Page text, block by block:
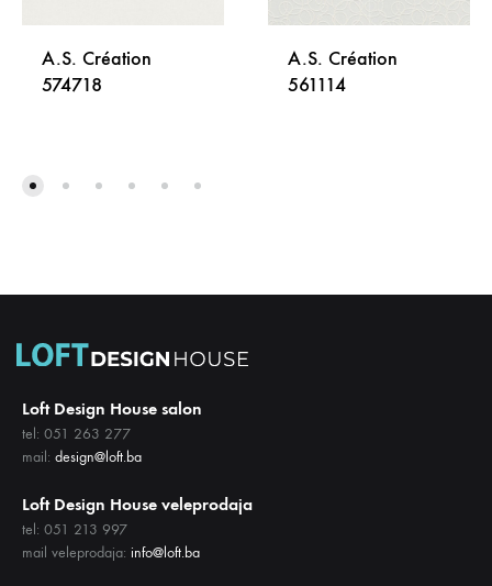
A.S. Création
574718
A.S. Création
561114
Loft Design House salon
tel: 051 263 277
mail: design@loft.ba
Loft Design House veleprodaja
tel: 051 213 997
mail veleprodaja: info@loft.ba